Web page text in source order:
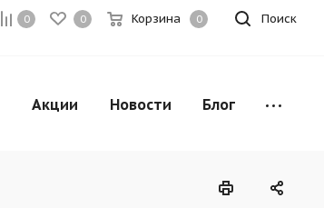
Поиск
0 0 Корзина 0
Акции Новости Блог